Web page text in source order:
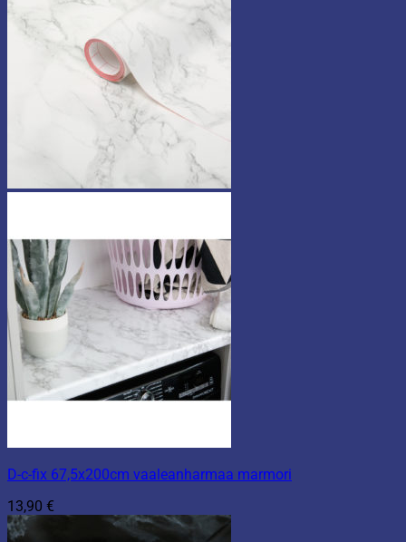
D-c-fix 67,5x200cm vaaleanharmaa marmori
13,90 €